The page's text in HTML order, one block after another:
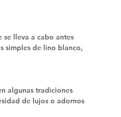
lleva a cabo antes
simples de lino blanco,
algunas tradiciones
de lujos o adornos